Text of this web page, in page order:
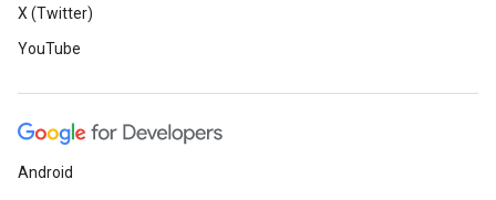
X (Twitter)
YouTube
Android